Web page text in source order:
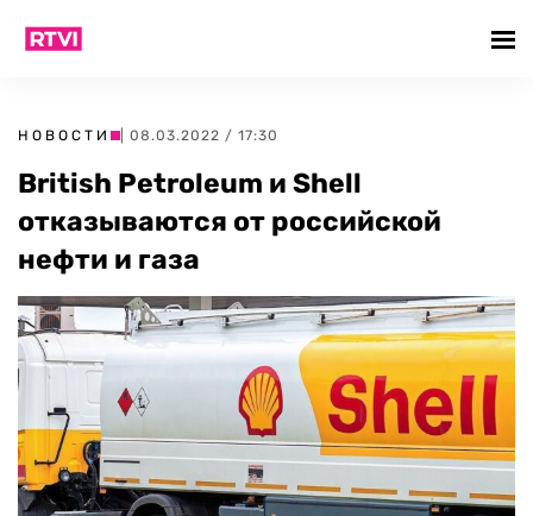
НОВОСТИ | 08.03.2022 / 17:30
British Petroleum и Shell
отказываются от российской
нефти и газа